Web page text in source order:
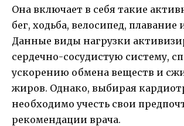
Она включает в себя такие
бег, ходьба, велосипед, плавание
Данные виды нагрузки
сердечно-сосудистую систему,
ускорению обмена веществ и
жиров. Однако, выбирая
необходимо учесть свои
рекомендации врача.